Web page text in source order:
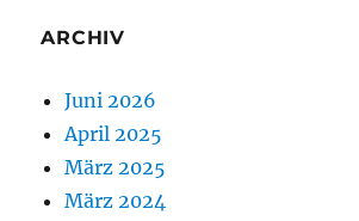
ARCHIV
Juni 2026
April 2025
März 2025
März 2024